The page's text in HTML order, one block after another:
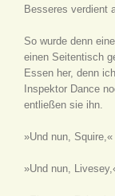
Besseres verdient
So wurde denn
einen Seitentisch
Essen her, denn
Inspektor Dance
entließen sie ihn.
»Und nun,
»Und nun,